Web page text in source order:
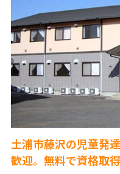
土浦市藤沢の児童発
歓迎。無料で資格取